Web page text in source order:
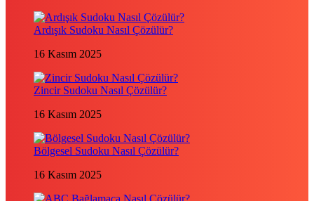
Ardışık Sudoku Nasıl Çözülür?
16 Kasım 2025
Zincir Sudoku Nasıl Çözülür?
16 Kasım 2025
Bölgesel Sudoku Nasıl Çözülür?
16 Kasım 2025